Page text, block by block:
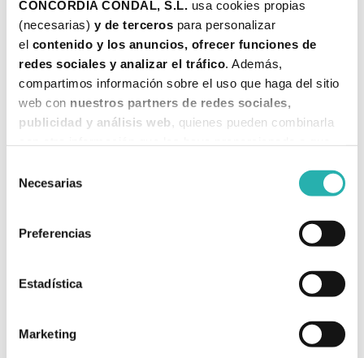
CONCORDIA CONDAL, S.L. usa cookies propias
(necesarias) y de terceros para personalizar
el contenido y los anuncios, ofrecer funciones de
redes sociales y analizar el tráfico. Además,
compartimos información sobre el uso que haga del sitio
web con nuestros partners de redes sociales,
publicidad y análisis web , quienes pueden combinarla
servicios.
Necesarias
Preferencias
Estadística
Marketing
Mar 07, 2023
UNIVERSO
Mar 06, 2023